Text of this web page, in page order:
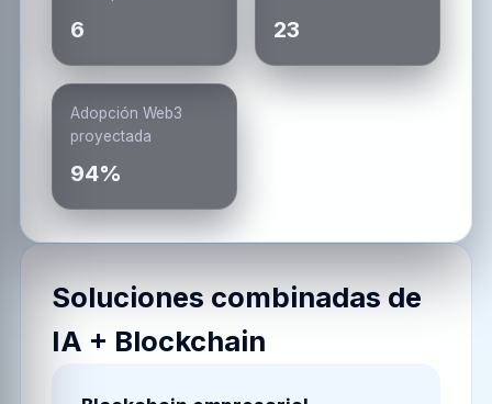
6 23
Adopción Web3
proyectada
94%
Soluciones combinadas de
IA + Blockchain